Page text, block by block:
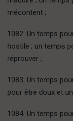
mécontent ;
1082. Un temps
hostile ; un temps
réprouver ;
1083. Un temps
pour être doux et
1084. Un temps